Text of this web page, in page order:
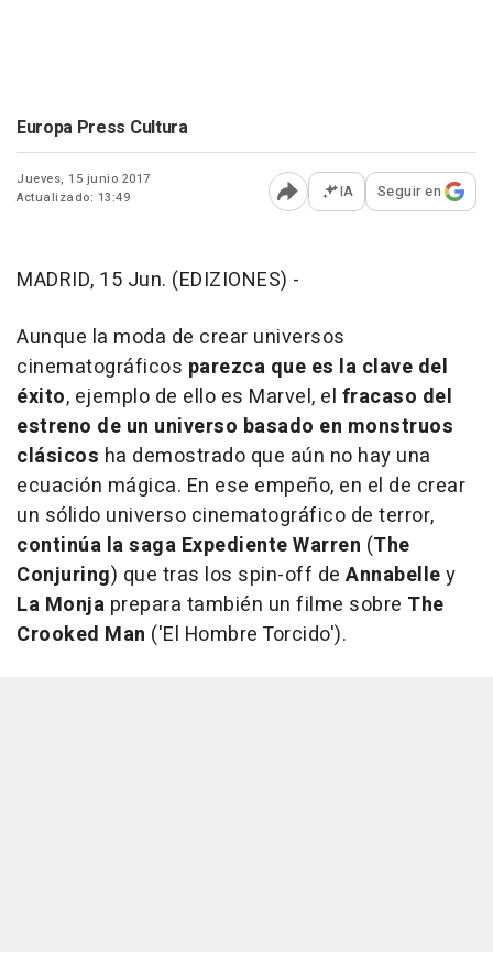
Europa Press Cultura
Jueves, 15 junio 2017
Actualizado: 13:49
Abrir opciones para
IA Seguir en
MADRID, 15 Jun. (EDIZIONES) -
Aunque la moda de crear universos
cinematográficos parezca que es la clave del
éxito, ejemplo de ello es Marvel, el fracaso del
estreno de un universo basado en monstruos
clásicos ha demostrado que aún no hay una
ecuación mágica. En ese empeño, en el de crear
un sólido universo cinematográfico de terror,
continúa la saga Expediente Warren (The
Conjuring) que tras los spin-off de Annabelley
La Monja prepara también un filme sobre The
Crooked Man ('El Hombre Torcido').